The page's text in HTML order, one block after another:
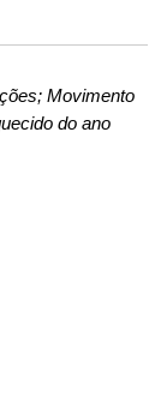
Movimento
do ano